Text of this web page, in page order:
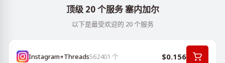
顶级 20 个服务 塞内加尔
以下是最受欢迎的 20 个服务
Instagram+Threads562401 个 $0.156